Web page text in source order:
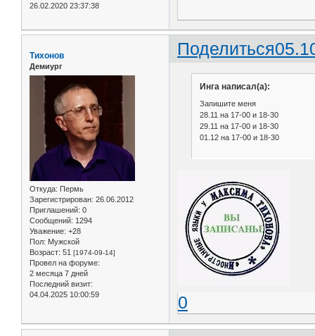
26.02.2020 23:37:38
Поделиться
Тихонов
Демиург
Откуда: Пермь
Зарегистрирован: 26.06.2012
Приглашений: 0
Сообщений: 1294
Уважение: +28
Пол: Мужской
Возраст: 51 [1974-09-14]
Провел на форуме:
2 месяца 7 дней
Последний визит:
04.04.2025 10:00:59
Инга написал(а):
Запишите меня
28.11 на 17-00 и 18-30
29.11 на 17-00 и 18-30
01.12 на 17-00 и 18-30
0